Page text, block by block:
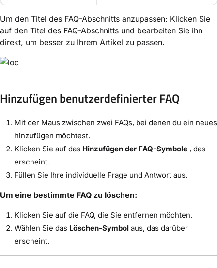
Um den Titel des FAQ-Abschnitts anzupassen: Klicken Sie
auf den Titel des FAQ-Abschnitts und bearbeiten Sie ihn
direkt, um besser zu Ihrem Artikel zu passen.
Hinzufügen benutzerdefinierter FAQ
Mit der Maus zwischen zwei FAQs, bei denen du ein neues
hinzufügen möchtest.
Klicken Sie auf das Hinzufügen der FAQ-Symbole , das
erscheint.
Füllen Sie Ihre individuelle Frage und Antwort aus.
Um eine bestimmte FAQ zu löschen:
Klicken Sie auf die FAQ, die Sie entfernen möchten.
Wählen Sie das Löschen-Symbol aus, das darüber
erscheint.